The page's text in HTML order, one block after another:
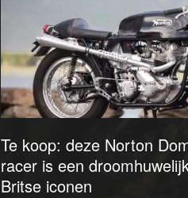
Te koop: deze Norton
racer is een
Britse iconen